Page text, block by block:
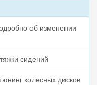
об изменении
сидений
колесных дисков